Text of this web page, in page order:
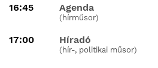
16:45 Agenda
(hírműsor)
17:00 Híradó
(hír-, politikai műsor)